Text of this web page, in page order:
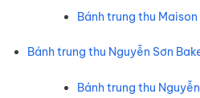
Bánh trung thu
Bánh trung thu Nguyễn Sơn
Bánh trung thu